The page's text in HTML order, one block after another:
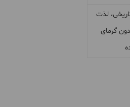
لذت
گرمای